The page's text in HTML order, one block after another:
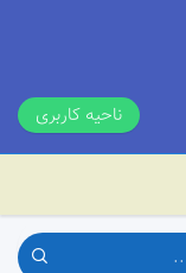
ناحیه کاربری